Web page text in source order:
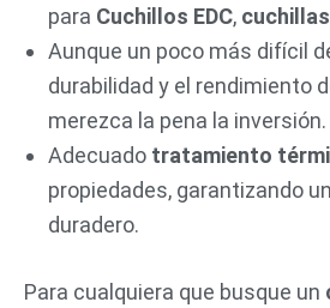
para Cuchillos EDC,
Aunque un poco más difícil
durabilidad y el rendimiento
merezca la pena la inversión.
Adecuado tratamiento
propiedades, garantizando
duradero.
Para cualquiera que busque un